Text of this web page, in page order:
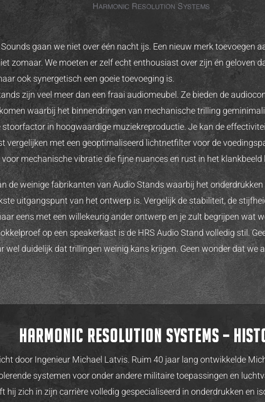
Sounds gaan we niet over één nacht ijs. Een nieuw merk toevoegen
zomaar. We moeten er zelf echt enthousiast over zijn én geloven
ook synergetisch een goeie toevoeging is.
zijn veel meer dan een fraai audiomeubel. Ze bieden de
waarbij het binnendringen van mechanische trilling
in hoogwaardige muziekreproductie. Je kan de
vergelijken met een geoptimaliseerd lichtnetfilter voor de
mechanische vibratie die fijne nuances en rust in het klankbeeld
de weinige fabrikanten van Audio Stands waarbij het
uitgangspunt van het ontwerp is. Vergelijk de stabiliteit, de
eens met een willekeurig ander ontwerp en je zult begrijpen wat
op een speakerkast is de HRS Audio Stand volledig stil.
wel duidelijk dat trillingen weinig kans krijgen. Geen wonder dat we
Harmonic Resolution Systems –
door Ingenieur Michael Latvis. Ruim 40 jaar lang ontwikkelde
systemen voor onder andere militaire toepassingen en
hij zich in zijn carrière volledig gespecialiseerd in onderdrukken en